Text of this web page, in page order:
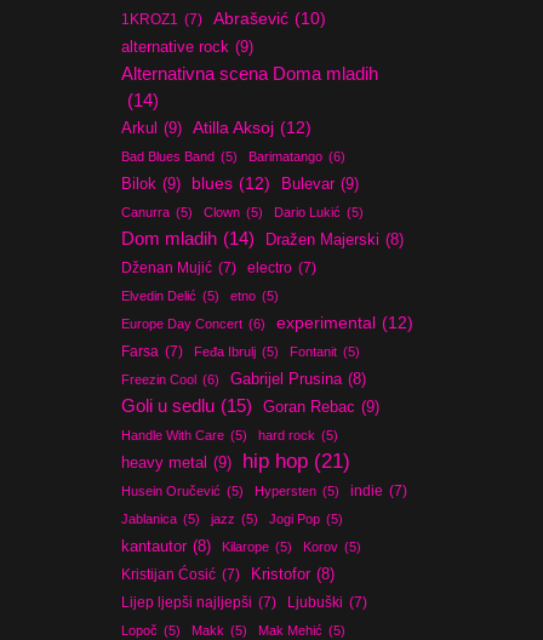
1KROZ1 (7) Abrašević (10)
alternative rock (9)
Alternativna scena Doma mladih
(14)
Arkul (9) Atilla Aksoj (12)
Bad Blues Band (5) Barimatango (6)
Bilok (9) blues (12) Bulevar (9)
Canurra (5) Clown (5) Dario Lukić (5)
Dom mladih (14) Dražen Majerski (8)
Dženan Mujić (7) electro (7)
Elvedin Delić (5) etno (5)
Europe Day Concert (6) experimental (12)
Farsa (7) Feđa Ibrulj (5) Fontanit (5)
Freezin Cool (6) Gabrijel Prusina (8)
Goli u sedlu (15) Goran Rebac (9)
Handle With Care (5) hard rock (5)
heavy metal (9) hip hop (21)
Husein Oručević (5) Hypersten (5) indie (7)
Jablanica (5) jazz (5) Jogi Pop (5)
kantautor (8) Kilarope (5) Korov (5)
Kristijan Ćosić (7) Kristofor (8)
Lijep ljepši najljepši (7) Ljubuški (7)
Lopoč (5) Makk (5) Mak Mehić (5)